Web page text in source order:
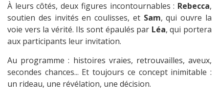
À leurs côtés, deux figures incontournables : Rebecca,
soutien des invités en coulisses, et Sam, qui ouvre la
voie vers la vérité. Ils sont épaulés par Léa, qui portera
aux participants leur invitation.
Au programme : histoires vraies, retrouvailles, aveux,
secondes chances... Et toujours ce concept inimitable :
un rideau, une révélation, une décision.